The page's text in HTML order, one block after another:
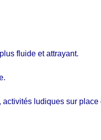
fluide et attrayant.
ludiques sur